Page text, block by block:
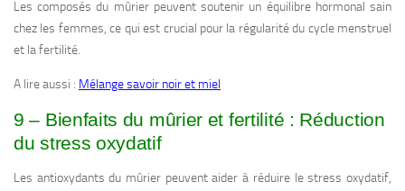
Les composés du mûrier peuvent soutenir un équilibre hormonal sain
chez les femmes, ce qui est crucial pour la régularité du cycle menstruel
et la fertilité.
A lire aussi : Mélange savoir noir et miel
9 – Bienfaits du mûrier et fertilité : Réduction
du stress oxydatif
Les antioxydants du mûrier peuvent aider à réduire le stress oxydatif,